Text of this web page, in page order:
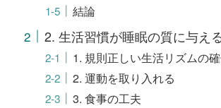
結論
2. 生活習慣が睡眠の質に与え
1. 規則正しい生活リズムの
2. 運動を取り入れる
3. 食事の工夫